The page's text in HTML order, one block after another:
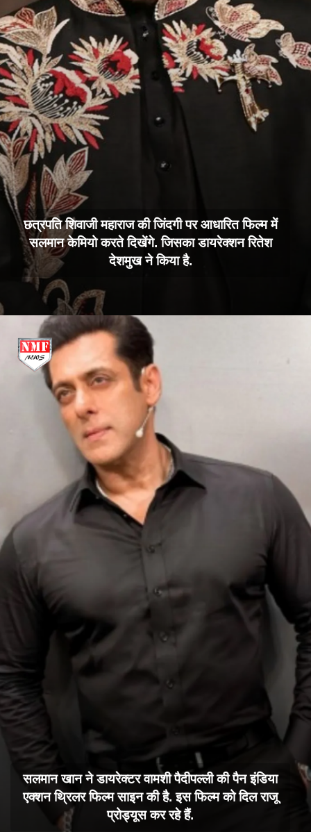
छत्रपति शिवाजी महाराज की जिंदगी पर आधारित फिल्म में
सलमान केमियो करते दिखेंगे. जिसका डायरेक्शन रितेश
देशमुख ने किया है.
सलमान खान ने डायरेक्टर वामशी पैदीपल्ली की पैन इंडिया
एक्शन थ्रिलर फिल्म साइन की है. इस फिल्म को दिल राजू
प्रोड्यूस कर रहे हैं.